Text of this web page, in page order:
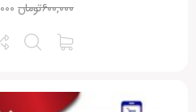
تومان۶۰۰,۰۰۰